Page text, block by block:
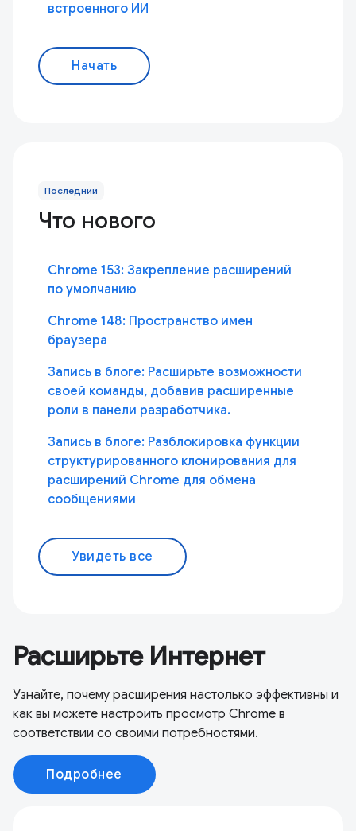
встроенного ИИ
Начать
Последний
Что нового
Chrome 153: Закрепление расширений
по умолчанию
Chrome 148: Пространство имен
браузера
Запись в блоге: Расширьте возможности
своей команды, добавив расширенные
роли в панели разработчика.
Запись в блоге: Разблокировка функции
структурированного клонирования для
расширений Chrome для обмена
сообщениями
Увидеть все
Расширьте Интернет
Узнайте, почему расширения настолько эффективны и
как вы можете настроить просмотр Chrome в
соответствии со своими потребностями.
Подробнее